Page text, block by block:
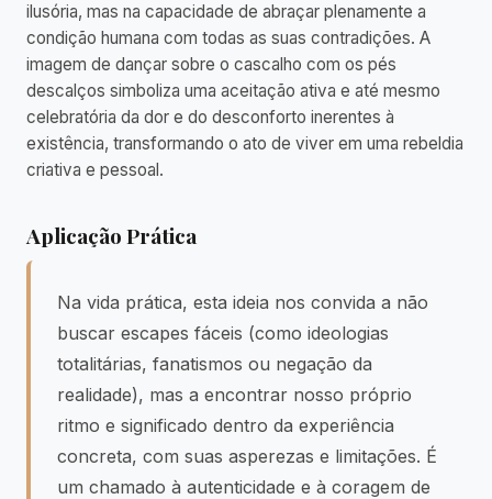
ilusória, mas na capacidade de abraçar plenamente a
condição humana com todas as suas contradições. A
imagem de dançar sobre o cascalho com os pés
descalços simboliza uma aceitação ativa e até mesmo
celebratória da dor e do desconforto inerentes à
existência, transformando o ato de viver em uma rebeldia
criativa e pessoal.
Aplicação Prática
Na vida prática, esta ideia nos convida a não
buscar escapes fáceis (como ideologias
totalitárias, fanatismos ou negação da
realidade), mas a encontrar nosso próprio
ritmo e significado dentro da experiência
concreta, com suas asperezas e limitações. É
um chamado à autenticidade e à coragem de